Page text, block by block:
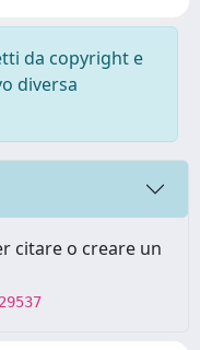
da copyright e
diversa
citare o creare un